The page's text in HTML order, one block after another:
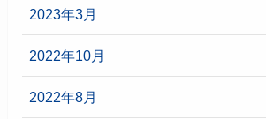
2023年3月
2022年10月
2022年8月